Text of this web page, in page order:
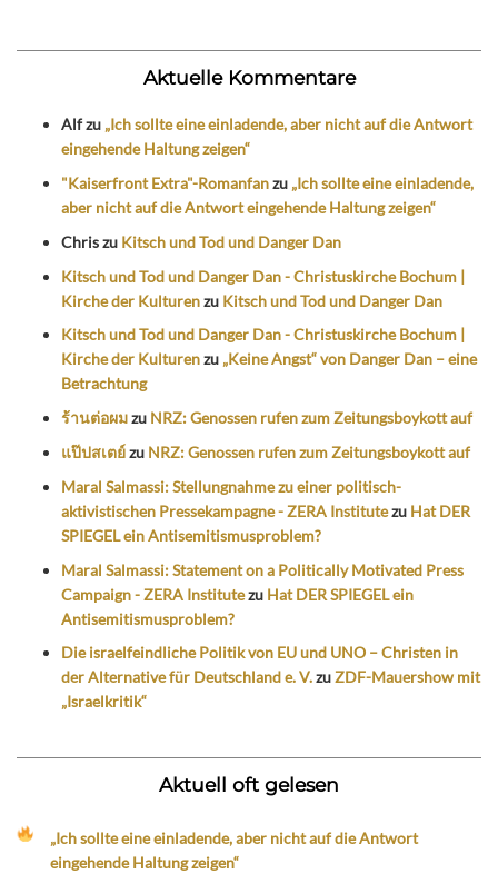
Aktuelle Kommentare
Alfzu „Ich sollte eine einladende, aber nicht auf die Antwort
eingehende Haltung zeigen“
"Kaiserfront Extra"-Romanfanzu „Ich sollte eine einladende,
aber nicht auf die Antwort eingehende Haltung zeigen“
Chriszu Kitsch und Tod und Danger Dan
Kitsch und Tod und Danger Dan - Christuskirche Bochum |
Kirche der Kulturenzu Kitsch und Tod und Danger Dan
Kitsch und Tod und Danger Dan - Christuskirche Bochum |
Kirche der Kulturenzu „Keine Angst“ von Danger Dan – eine
Betrachtung
ร้านต่อผมzu NRZ: Genossen rufen zum Zeitungsboykott auf
แป๊ปสเตย์zu NRZ: Genossen rufen zum Zeitungsboykott auf
Maral Salmassi: Stellungnahme zu einer politisch-
aktivistischen Pressekampagne - ZERA Institutezu Hat DER
SPIEGEL ein Antisemitismusproblem?
Maral Salmassi: Statement on a Politically Motivated Press
Campaign - ZERA Institutezu Hat DER SPIEGEL ein
Antisemitismusproblem?
Die israelfeindliche Politik von EU und UNO – Christen in
der Alternative für Deutschland e. V.zuZDF-Mauershow mit
„Israelkritik“
Aktuell oft gelesen
„Ich sollte eine einladende, aber nicht auf die Antwort
eingehende Haltung zeigen“